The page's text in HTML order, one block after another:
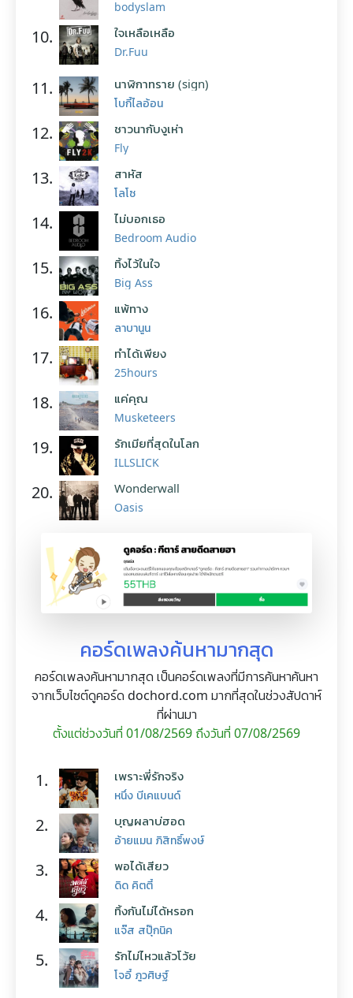
bodyslam
10. ใจเหลือเหลือ
Dr.Fuu
11. นาฬิกาทราย (sign)
โบกี้ไลอ้อน
12. ชาวนากับงูเห่า
Fly
13. สาหัส
โลโซ
14. ไม่บอกเธอ
Bedroom Audio
15. ทิ้งไว้ในใจ
Big Ass
16. แพ้ทาง
ลาบานูน
17. ทำได้เพียง
25hours
18. แค่คุณ
Musketeers
19. รักเมียที่สุดในโลก
ILLSLICK
20. Wonderwall
Oasis
คอร์ดเพลงค้นหามากสุด
คอร์ดเพลงค้นหามากสุด เป็นคอร์ดเพลงที่มีการค้นหาค้นหา
จากเว็บไซต์ดูคอร์ด dochord.com มากที่สุดในช่วงสัปดาห์
ที่ผ่านมา
ตั้งแต่ช่วงวันที่ 01/08/2569 ถึงวันที่ 07/08/2569
1. เพราะพี่รักจริง
หนึ่ง บีเคแบนด์
2. บุญผลาบ่ฮอด
อ้ายแมน ภิสิทธิ์พงษ์
3. พอได้เสียว
ดิด คิตตี้
4. ทิ้งกันไม่ได้หรอก
แจ๊ส สปุ๊กนิค
5. รักไม่ไหวแล้วโว้ย
โจอี้ ภูวศิษฐ์